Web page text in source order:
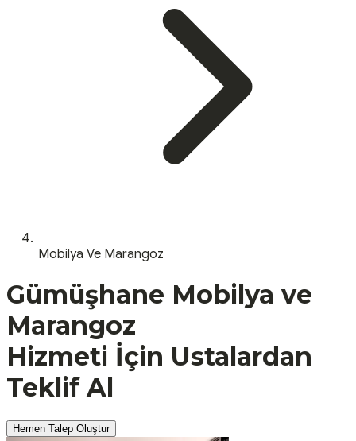
Mobilya Ve Marangoz
Gümüşhane Mobilya ve
Marangoz
Hizmeti İçin Ustalardan
Teklif Al
Hemen Talep Oluştur